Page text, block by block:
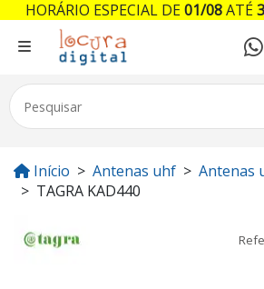
Início Antenas uhf
Antenas
TAGRA KAD440
HORÁRIO ESPECIAL DE01/08ATÉ